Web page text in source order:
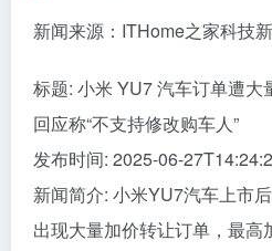
新闻来源：ITHome之家科技
标题: 小米 YU7 汽车订单遭大
回应称“不支持修改购车人”
发布时间: 2025-06-
新闻简介: 小米YU7汽车上市
出现大量加价转让订单，最